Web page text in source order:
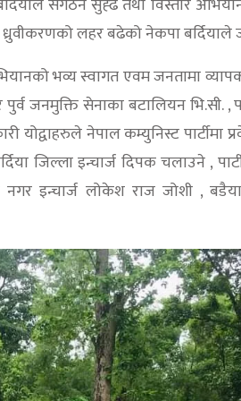
ध्रुवीकरणको लहर बढेको नेकपा
भव्य स्वागत एवम जनतामा
पुर्व जनमुक्ति सेनाका बटालियन भि.सी.
योद्वाहरुले नेपाल कम्युनिस्ट पार्टीमा
जिल्ला इन्चार्ज दिपक चलाउने ,
नगर इन्चार्ज लोकेश राज जोशी ,